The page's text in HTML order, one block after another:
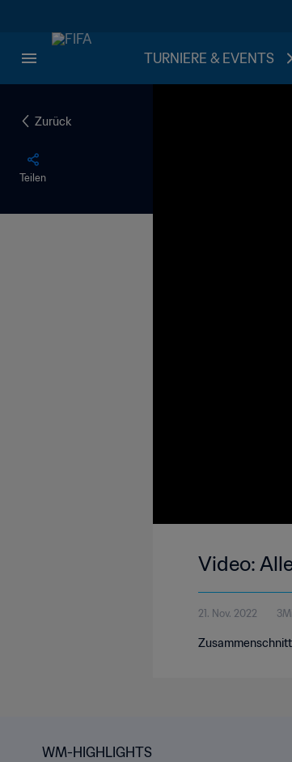
TURNIERE & EVENTS
Zurück
Teilen
Video:
21. Nov. 2022
WM-HIGHLIGHTS